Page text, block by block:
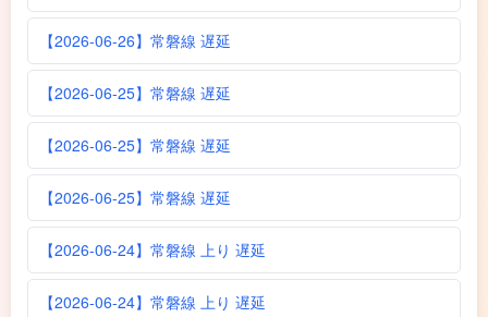
【2026-06-26】常磐線 遅延
【2026-06-25】常磐線 遅延
【2026-06-25】常磐線 遅延
【2026-06-25】常磐線 遅延
【2026-06-24】常磐線 上り 遅延
【2026-06-24】常磐線 上り 遅延